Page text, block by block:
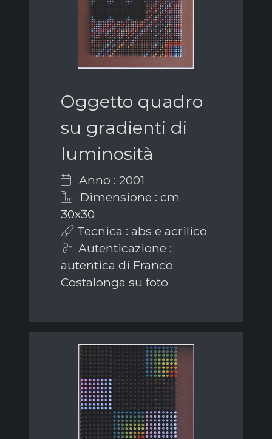
Oggetto quadro
su gradienti di
luminosità
Anno : 2001
Dimensione : cm
30x30
Tecnica : abs e acrilico
Autenticazione :
autentica di Franco
Costalonga su foto